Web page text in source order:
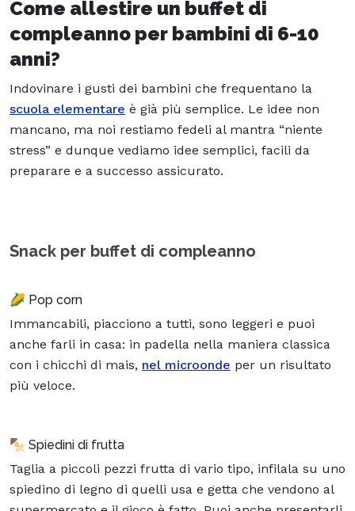
Come allestire un buffet di
compleanno per bambini di 6-10
anni?
Indovinare i gusti dei bambini che frequentano la
scuola elementare è già più semplice. Le idee non
mancano, ma noi restiamo fedeli al mantra “niente
stress” e dunque vediamo idee semplici, facili da
preparare e a successo assicurato.
Snack per buffet di compleanno
🌽 Pop corn
Immancabili, piacciono a tutti, sono leggeri e puoi
anche farli in casa: in padella nella maniera classica
con i chicchi di mais, nel microonde per un risultato
più veloce.
🍢 Spiedini di frutta
Taglia a piccoli pezzi frutta di vario tipo, infilala su uno
spiedino di legno di quelli usa e getta che vendono al